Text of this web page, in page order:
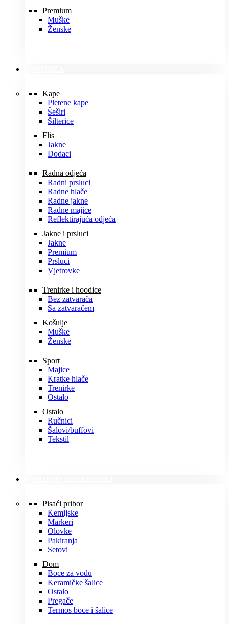
Premium
Muške
Ženske
Kape
Pletene kape
Šeširi
Šilterice
Flis
Jakne
Dodaci
Radna odjeća
Radni prsluci
Radne hlače
Radne jakne
Radne majice
Reflektirajuća odjeća
Jakne i prsluci
Jakne
Premium
Prsluci
Vjetrovke
Trenirke i hoodice
Bez zatvarača
Sa zatvaračem
Košulje
Muške
Ženske
Sport
Majice
Kratke hlače
Trenirke
Ostalo
Ostalo
Ručnici
Šalovi/buffovi
Tekstil
Pisaći pribor
Kemijske
Markeri
Olovke
Pakiranja
Setovi
Dom
Boce za vodu
Keramičke šalice
Ostalo
Pregače
Termos boce i šalice